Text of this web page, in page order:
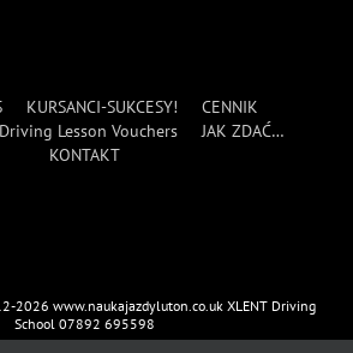
KURSANCI-SUKCESY!
CENNIK
Driving Lesson Vouchers
JAK ZDAĆ…
KONTAKT
2026 www.naukajazdyluton.co.uk XLENT Driving
School 07892 695598